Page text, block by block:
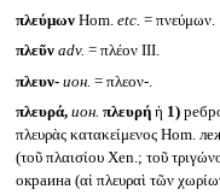
πλεύμωνHom. etc. = πνεύμων.
πλεῦν adv. = πλέον III.
πλευν- ион. = πλεον-.
πλευρά, ион. πλευρήἡ 1)
πλευρὰς κατακείμενος Hom.
(τοῦ πλαισίου Xen.; τοῦ
окраина (αἱ πλευραὶ τῶν